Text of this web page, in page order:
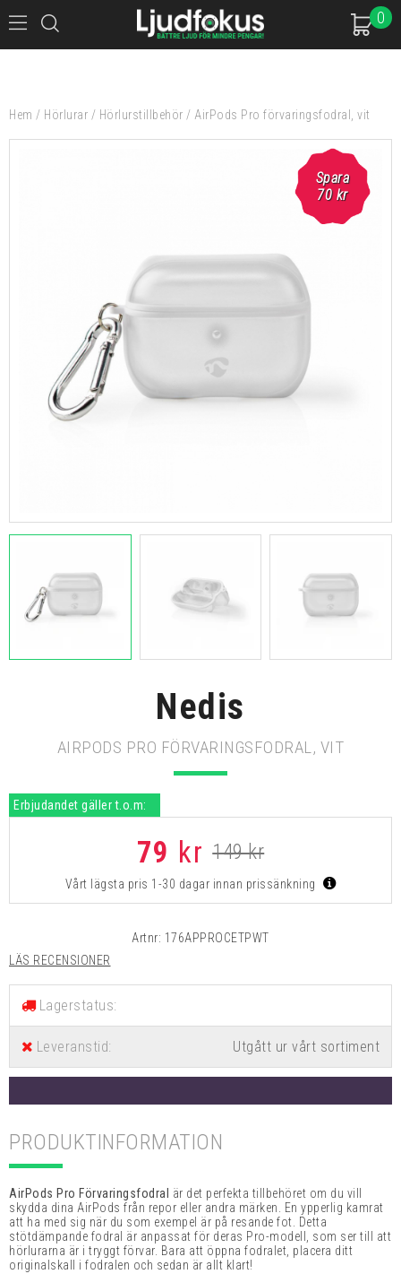
0
Hem / Hörlurar / Hörlurstillbehör / AirPods Pro förvaringsfodral, vit
Spara
70kr
Nedis
AIRPODS PRO FÖRVARINGSFODRAL, VIT
Erbjudandet gäller t.o.m:
79 kr 149 kr
Vårt lägsta pris 1-30 dagar innan prissänkning
Artnr: 176APPROCETPWT
LÄS RECENSIONER
Lagerstatus:
Leveranstid: Utgått ur vårt sortiment
PRODUKTINFORMATION
AirPods Pro Förvaringsfodral är det perfekta tillbehöret om du vill
skydda dina AirPods från repor eller andra märken. En ypperlig kamrat
att ha med sig när du som exempel är på resande fot. Detta
stötdämpande fodral är anpassat för deras Pro-modell, som ser till att
hörlurarna är i tryggt förvar. Bara att öppna fodralet, placera ditt
originalskall i fodralen och sedan är allt klart!